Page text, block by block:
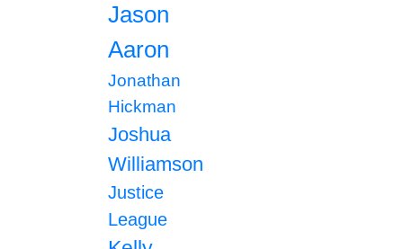
Jason
Aaron
Jonathan
Hickman
Joshua
Williamson
Justice
League